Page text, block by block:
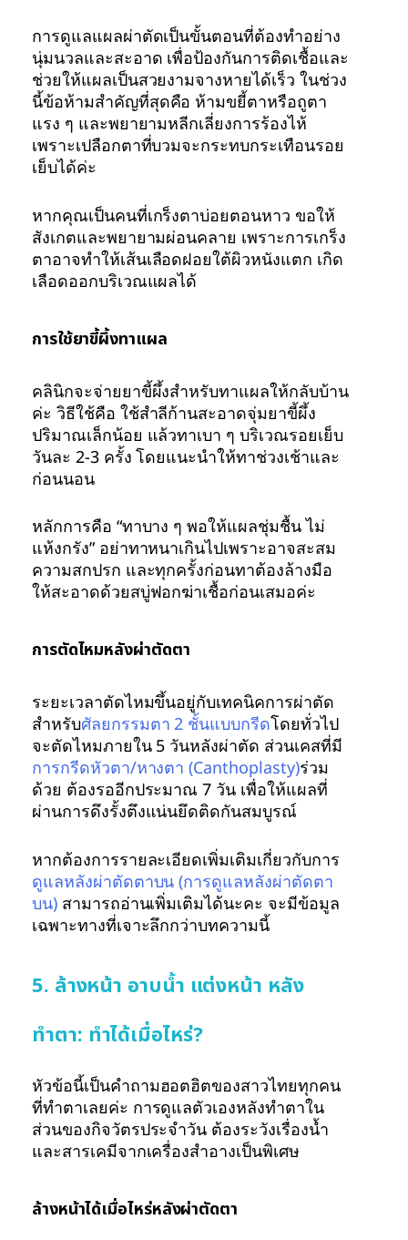
การดูแลแผลผ่าตัดเป็นขั้นตอนที่ต้องทำอย่าง
นุ่มนวลและสะอาด เพื่อป้องกันการติดเชื้อและ
ช่วยให้แผลเป็นสวยงามจางหายได้เร็ว ในช่วง
นี้ข้อห้ามสำคัญที่สุดคือ ห้ามขยี้ตาหรือถูตา
แรง ๆ และพยายามหลีกเลี่ยงการร้องไห้
เพราะเปลือกตาที่บวมจะกระทบกระเทือนรอย
เย็บได้ค่ะ
หากคุณเป็นคนที่เกร็งตาบ่อยตอนหาว ขอให้
สังเกตและพยายามผ่อนคลาย เพราะการเกร็ง
ตาอาจทำให้เส้นเลือดฝอยใต้ผิวหนังแตก เกิด
เลือดออกบริเวณแผลได้
การใช้ยาขี้ผึ้งทาแผล
คลินิกจะจ่ายยาขี้ผึ้งสำหรับทาแผลให้กลับบ้าน
ค่ะ วิธีใช้คือ ใช้สำลีก้านสะอาดจุ่มยาขี้ผึ้ง
ปริมาณเล็กน้อย แล้วทาเบา ๆ บริเวณรอยเย็บ
วันละ 2-3 ครั้ง โดยแนะนำให้ทาช่วงเช้าและ
ก่อนนอน
หลักการคือ “ทาบาง ๆ พอให้แผลชุ่มชื้น ไม่
แห้งกรัง” อย่าทาหนาเกินไปเพราะอาจสะสม
ความสกปรก และทุกครั้งก่อนทาต้องล้างมือ
ให้สะอาดด้วยสบู่ฟอกฆ่าเชื้อก่อนเสมอค่ะ
การตัดไหมหลังผ่าตัดตา
ระยะเวลาตัดไหมขึ้นอยู่กับเทคนิคการผ่าตัด
สำหรับศัลยกรรมตา 2 ชั้นแบบกรีดโดยทั่วไป
จะตัดไหมภายใน 5 วันหลังผ่าตัด ส่วนเคสที่มี
การกรีดหัวตา/หางตา (Canthoplasty)ร่วม
ด้วย ต้องรออีกประมาณ 7 วัน เพื่อให้แผลที่
ผ่านการดึงรั้งตึงแน่นยึดติดกันสมบูรณ์
หากต้องการรายละเอียดเพิ่มเติมเกี่ยวกับการ
ดูแลหลังผ่าตัดตาบน (การดูแลหลังผ่าตัดตา
บน)สามารถอ่านเพิ่มเติมได้นะคะ จะมีข้อมูล
เฉพาะทางที่เจาะลึกกว่าบทความนี้
5. ล้างหน้า อาบน้ำ แต่งหน้า หลัง
ทำตา: ทำได้เมื่อไหร่?
หัวข้อนี้เป็นคำถามฮอตฮิตของสาวไทยทุกคน
ที่ทำตาเลยค่ะ การดูแลตัวเองหลังทำตาใน
ส่วนของกิจวัตรประจำวัน ต้องระวังเรื่องน้ำ
และสารเคมีจากเครื่องสำอางเป็นพิเศษ
ล้างหน้าได้เมื่อไหร่หลังผ่าตัดตา